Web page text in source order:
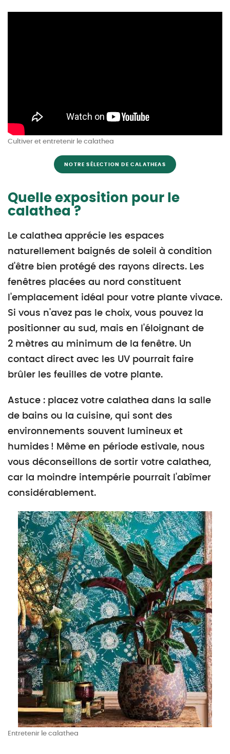
Cultiver et entretenir le calathea
NOTRE SÉLECTION DE CALATHEAS
Quelle exposition pour le
calathea ?
Entretenir le calathea
Le calathea apprécie les espaces
naturellement baignés de soleil à condition
d'être bien protégé des rayons directs. Les
fenêtres placées au nord constituent
l'emplacement idéal pour votre plante vivace.
Si vous n'avez pas le choix, vous pouvez la
positionner au sud, mais en l'éloignant de
2 mètres au minimum de la fenêtre. Un
contact direct avec les UV pourrait faire
brûler les feuilles de votre plante.
Astuce : placez votre calathea dans la salle
de bains ou la cuisine, qui sont des
environnements souvent lumineux et
humides ! Même en période estivale, nous
vous déconseillons de sortir votre calathea,
car la moindre intempérie pourrait l'abîmer
considérablement.